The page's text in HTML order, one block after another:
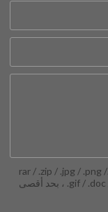
يدعم فقط .rar / .zip / .jpg / .png /
.gif / .doc / .xls / .pdf ، بحد أقصى